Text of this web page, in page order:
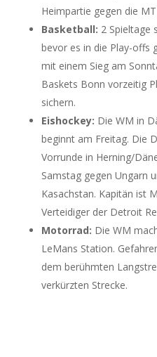
Heimpartie gegen die
Basketball: 2 Spieltage
bevor es in die Play-offs
mit einem Sieg am
Baskets Bonn vorzeitig
sichern.
Eishockey: Die WM in
beginnt am Freitag. Die
Vorrunde in Herning/
Samstag gegen Ungarn
Kasachstan. Kapitän ist
Verteidiger der Detroit
Motorrad: Die WM
LeMans Station.
dem berühmten
verkürzten Strecke.